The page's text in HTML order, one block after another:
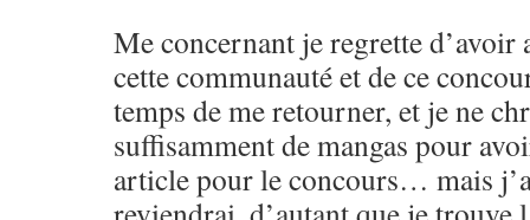
Me concernant je regrette d’avoir
cette communauté et de ce
temps de me retourner, et je ne
suffisamment de mangas pour
article pour le concours… mais